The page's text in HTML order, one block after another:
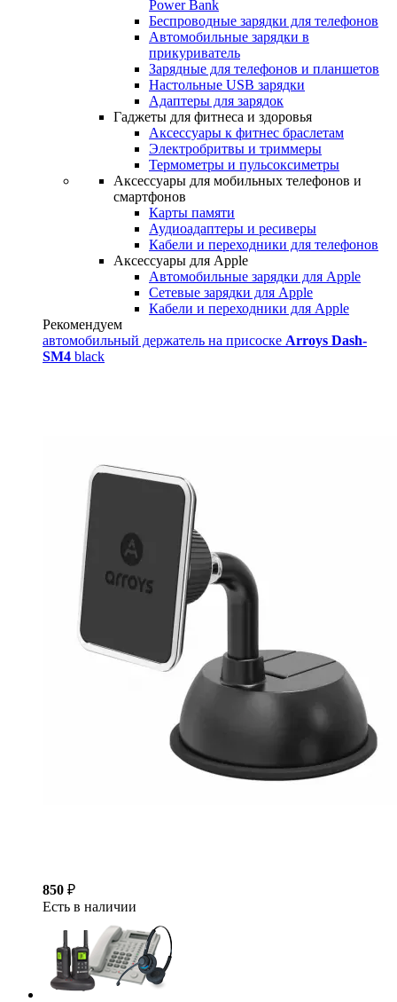
Power Bank
Беспроводные зарядки для телефонов
Автомобильные зарядки в
прикуриватель
Зарядные для телефонов и планшетов
Настольные USB зарядки
Адаптеры для зарядок
Гаджеты для фитнеса и здоровья
Аксессуары к фитнес браслетам
Электробритвы и триммеры
Термометры и пульсоксиметры
Аксессуары для мобильных телефонов и
смартфонов
Карты памяти
Аудиоадаптеры и ресиверы
Кабели и переходники для телефонов
Аксессуары для Apple
Автомобильные зарядки для Apple
Сетевые зарядки для Apple
Кабели и переходники для Apple
Рекомендуем
автомобильный держатель на присоске Arroys Dash-
SM4 black
850 ₽
Есть в наличии